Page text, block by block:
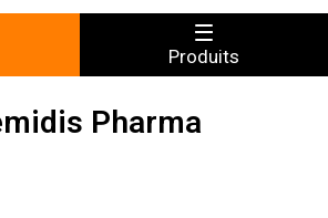
Produits
Pharma